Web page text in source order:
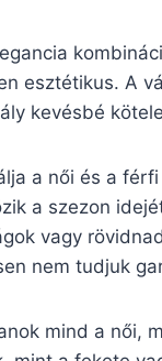
esztétikus. A
kevésbé
a női és a férfi
a szezon
vagy
nem tudjuk
mind a női,